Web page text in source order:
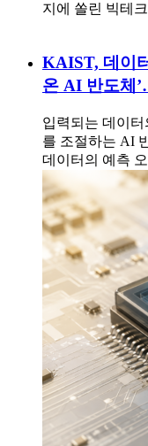
지에 쏠린 빅테
KAIST, 데이
온 AI 반도체
입력되는 데이
를 조절하는 AI
데이터의 예측